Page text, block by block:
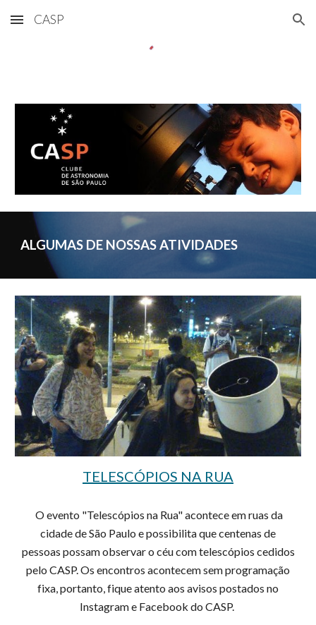
Skip to main content Skip to navigation
CASP
ALGUMAS DE NOSSAS ATIVIDADES
TELESCÓPIOS NA RUA
O evento "Telescópios na Rua" acontece em ruas da
cidade de São Paulo e possibilita que centenas de
pessoas possam observar o céu com telescópios cedidos
pelo CASP. Os encontros acontecem sem programação
fixa, portanto, fique atento aos avisos postados no
Instagram e Facebook do CASP.